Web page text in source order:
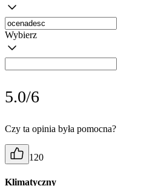
Wybierz
5.0/6
Czy ta opinia była pomocna?
120
Klimatyczny